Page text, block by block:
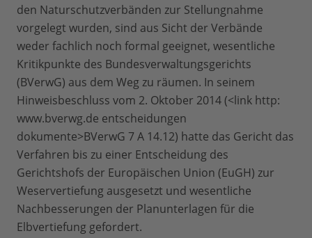
den Naturschutzverbänden zur Stellungnahme
vorgelegt wurden, sind aus Sicht der Verbände
weder fachlich noch formal geeignet, wesentliche
Kritikpunkte des Bundesverwaltungsgerichts
(BVerwG) aus dem Weg zu räumen. In seinem
Hinweisbeschluss vom 2. Oktober 2014 (<link http:
www.bverwg.de entscheidungen
dokumente>BVerwG 7 A 14.12) hatte das Gericht das
Verfahren bis zu einer Entscheidung des
Gerichtshofs der Europäischen Union (EuGH) zur
Weservertiefung ausgesetzt und wesentliche
Nachbesserungen der Planunterlagen für die
Elbvertiefung gefordert.